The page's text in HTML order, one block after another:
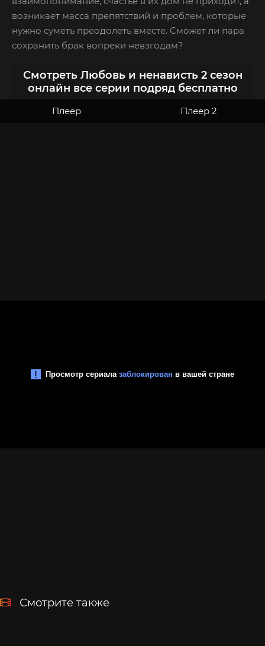
возникает масса препятствий и проблем, которые
нужно суметь преодолеть вместе. Сможет ли пара
сохранить брак вопреки невзгодам?
Смотреть Любовь и ненависть 2 сезон
онлайн все серии подряд бесплатно
Плеер Плеер 2
Смотрите также